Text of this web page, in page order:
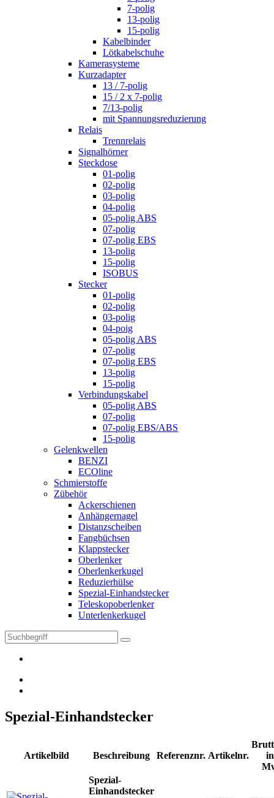
7-polig
13-polig
15-polig
Kabelbinder
Lötkabelschuhe
Kamerasysteme
Kurzadapter
13 / 7-polig
15 / 2 x 7-polig
7/13-polig
mit Spannungsreduzierung
Relais
Trennrelais
Signalhörner
Steckdose
01-polig
02-polig
03-polig
04-polig
05-polig ABS
07-polig
07-polig EBS
13-polig
15-polig
ISOBUS
Stecker
01-polig
02-polig
03-polig
04-poig
05-polig ABS
07-polig
07-polig EBS
13-polig
15-polig
Verbindungskabel
05-polig ABS
07-polig
07-polig EBS/ABS
15-polig
Gelenkwellen
BENZI
ECOline
Schmierstoffe
Zübehör
Ackerschienen
Anhängernagel
Distanzscheiben
Fangbüchsen
Klappstecker
Oberlenker
Oberlenkerkugel
Reduzierhülse
Spezial-Einhandstecker
Teleskopoberlenker
Unterlenkerkugel
Spezial-Einhandstecker
Artikelbild Beschreibung Referenznr. Artikelnr.
Spezial-
Einhandstecker